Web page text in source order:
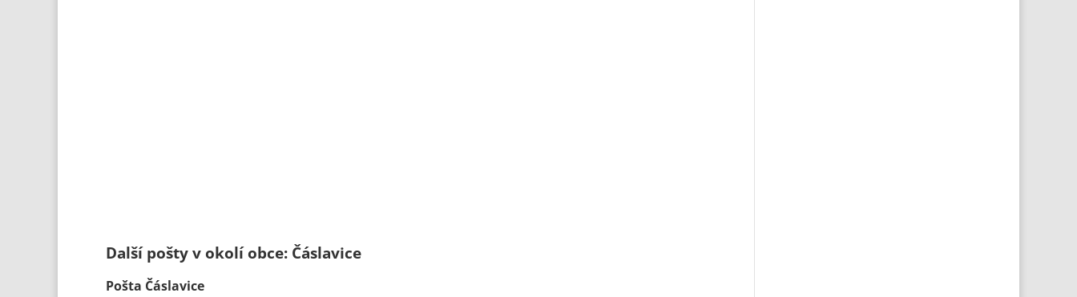
Další pošty v okolí obce: Čáslavice
Pošta Čáslavice